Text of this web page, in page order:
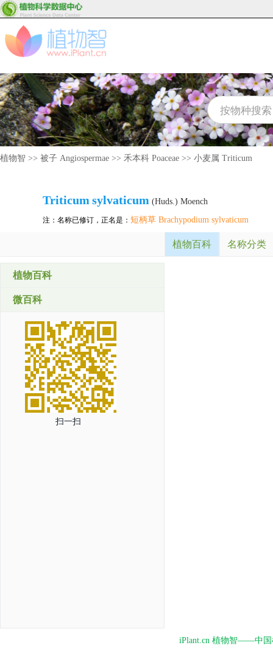
植物智 >> 被子 Angiospermae >> 禾本科 Poaceae >> 小麦属 Triticum
Triticum sylvaticum (Huds.) Moench
注：名称已修订，正名是： 短柄草 Brachypodium sylvaticum
植物百科 名称分类
植物百科
微百科
扫一扫
iPlant.cn 植物智——中国